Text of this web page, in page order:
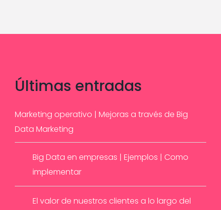
Últimas entradas
Marketing operativo | Mejoras a través de Big
Data Marketing
Big Data en empresas | Ejemplos | Como
implementar
El valor de nuestros clientes a lo largo del